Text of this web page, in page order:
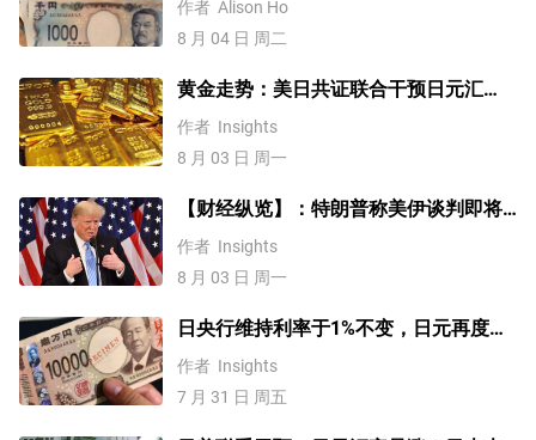
作者 Alison Ho
8 月 04 日 周二
黄金走势：美日共证联合干预日元汇
率、美元失守100！金价缘何难涨？
作者 Insights
8 月 03 日 周一
【财经纵览】：特朗普称美伊谈判即将
重启！WTI原油低开近8%，美元/日元跌
破158.0、美股冲高回落
作者 Insights
8 月 03 日 周一
日央行维持利率于1%不变，日元再度走
强！美元/日元、欧元/美元、英镑/美
元、纳指100指数技术分析
作者 Insights
7 月 31 日 周五